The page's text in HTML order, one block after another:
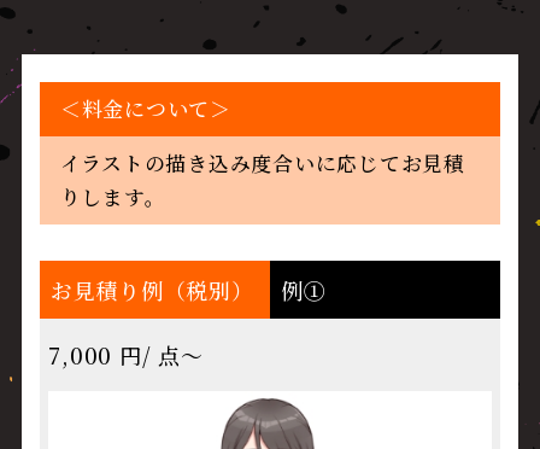
＜料金について＞
イラストの描き込み度合いに応じてお見積
りします。
お見積り例（税別） 例①
7,000 円/ 点～